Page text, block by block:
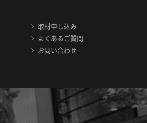
取材申し込み
よくあるご質問
お問い合わせ